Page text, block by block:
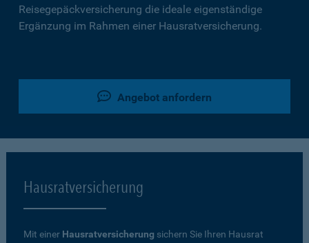
Reisegepäckversicherung die ideale eigenständige
Ergänzung im Rahmen einer Hausratversicherung.
Angebot anfordern
Hausratversicherung
Mit einer Hausratversicherung sichern Sie Ihren Hausrat